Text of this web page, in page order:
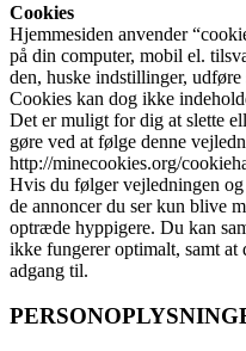
Cookies
Hjemmesiden anvender
på din computer, mobil el.
den, huske indstillinger,
Cookies kan dog ikke
Det er muligt for dig at slette
gøre ved at følge denne
http://minecookies.org/
Hvis du følger vejledningen
de annoncer du ser kun blive
optræde hyppigere. Du kan
ikke fungerer optimalt, samt
adgang til.